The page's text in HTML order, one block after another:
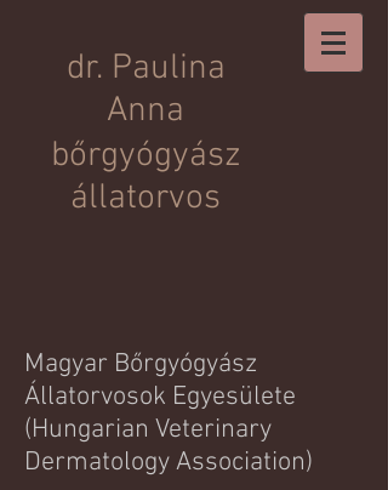
dr. Paulina
Anna
bőrgyógyász
állatorvos
Magyar Bőrgyógyász
Állatorvosok Egyesülete
(Hungarian Veterinary
Dermatology Association)